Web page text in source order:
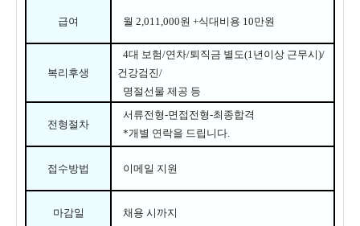
급여 월 2,011,000원 +식대비용 10만원
복리후생
4대 보험/연차/퇴직금 별도(1년이상 근무시)/
건강검진/
명절선물 제공 등
전형절차
서류전형-면접전형-최종합격
*개별 연락을 드립니다.
접수방법 이메일 지원
마감일 채용 시까지